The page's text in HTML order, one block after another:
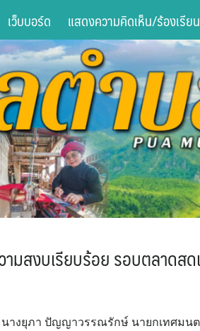
เว็บบอร์ด แสดงความคิดเห็น/ร้องเรี
ามสงบเรียบร้อย รอบตลาดส
างยุภา ปัญญาวรรณรักษ์ นายกเทศมน